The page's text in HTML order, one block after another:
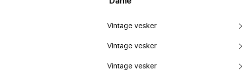
Vintage vesker
Vintage vesker
Vintage vesker